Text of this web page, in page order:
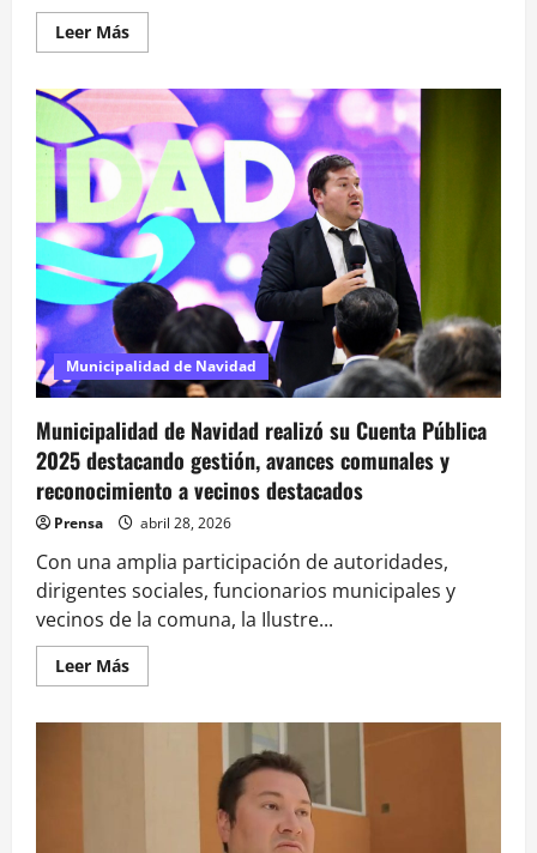
Leer MásLeer
más
Educación
ambiental
y
participación
ciudadana
marcaron
jornada
de
reciclaje
en
Navidad
Municipalidad de Navidad
Municipalidad de Navidad realizó su Cuenta Pública
2025 destacando gestión, avances comunales y
reconocimiento a vecinos destacados
Prensa abril 28, 2026
Con una amplia participación de autoridades,
dirigentes sociales, funcionarios municipales y
vecinos de la comuna, la Ilustre...
Leer MásLeer
más